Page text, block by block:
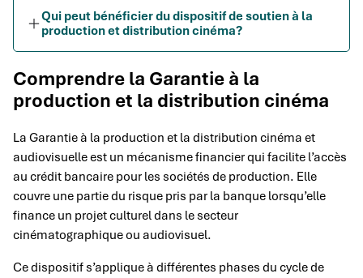
Qui peut bénéficier du dispositif de soutien à la
production et distribution cinéma?
Comprendre la Garantie à la
production et la distribution cinéma
La Garantie à la production et la distribution cinéma et
audiovisuelle est un mécanisme financier qui facilite l’accès
au crédit bancaire pour les sociétés de production. Elle
couvre une partie du risque pris par la banque lorsqu’elle
finance un projet culturel dans le secteur
cinématographique ou audiovisuel.
Ce dispositif s’applique à différentes phases du cycle de